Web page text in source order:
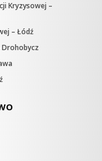
Kryzysowej –
– Łódź
Drohobycz